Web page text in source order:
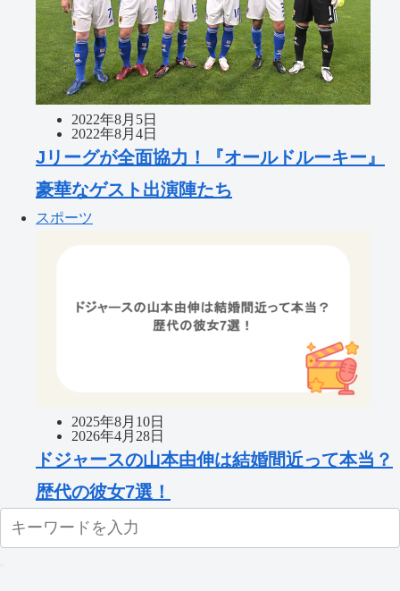
2022年8月5日
2022年8月4日
Jリーグが全面協力！『オールドルーキー』
豪華なゲスト出演陣たち
スポーツ
2025年8月10日
2026年4月28日
ドジャースの山本由伸は結婚間近って本当？
歴代の彼女7選！